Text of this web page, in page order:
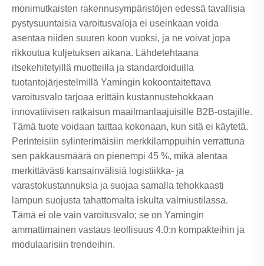
monimutkaisten rakennusympäristöjen edessä tavallisia
pystysuuntaisia ​​varoitusvaloja ei useinkaan voida
asentaa niiden suuren koon vuoksi, ja ne voivat jopa
rikkoutua kuljetuksen aikana. Lähdetehtaana
itsekehitetyillä muotteilla ja standardoiduilla
tuotantojärjestelmillä Yamingin kokoontaitettava
varoitusvalo tarjoaa erittäin kustannustehokkaan
innovatiivisen ratkaisun maailmanlaajuisille B2B-ostajille.
Tämä tuote voidaan taittaa kokonaan, kun sitä ei käytetä.
Perinteisiin sylinterimäisiin merkkilamppuihin verrattuna
sen pakkausmäärä on pienempi 45 %, mikä alentaa
merkittävästi kansainvälisiä logistiikka- ja
varastokustannuksia ja suojaa samalla tehokkaasti
lampun suojusta tahattomalta iskulta valmiustilassa.
Tämä ei ole vain varoitusvalo; se on Yamingin
ammattimainen vastaus teollisuus 4.0:n kompakteihin ja
modulaarisiin trendeihin.